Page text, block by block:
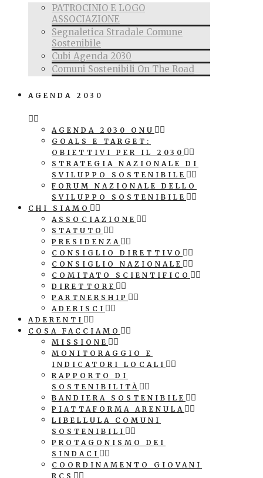
PATROCINIO E LOGO
ASSOCIAZIONE
Segnaletica Stradale Comune
Sostenibile
Cubi Agenda 2030
Comuni Sostenibili On The Road
AGENDA 2030
AGENDA 2030 ONU
GOALS E TARGET:
OBIETTIVI PER IL 2030
STRATEGIA NAZIONALE DI
SVILUPPO SOSTENIBILE
FORUM NAZIONALE DELLO
SVILUPPO SOSTENIBILE
CHI SIAMO
ASSOCIAZIONE
STATUTO
PRESIDENZA
CONSIGLIO DIRETTIVO
CONSIGLIO NAZIONALE
COMITATO SCIENTIFICO
DIRETTORE
PARTNERSHIP
ADERISCI
ADERENTI
COSA FACCIAMO
MISSIONE
MONITORAGGIO E
INDICATORI LOCALI
RAPPORTO DI
SOSTENIBILITÀ
BANDIERA SOSTENIBILE
PIATTAFORMA ARENULA
LIBELLULA COMUNI
SOSTENIBILI
PROTAGONISMO DEI
SINDACI
COORDINAMENTO GIOVANI
RCS